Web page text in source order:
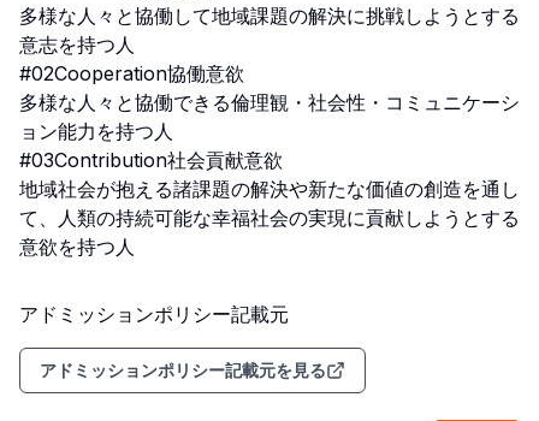
多様な人々と協働して地域課題の解決に挑戦しようとする
意志を持つ人
#02Cooperation協働意欲
多様な人々と協働できる倫理観・社会性・コミュニケーシ
ョン能力を持つ人
#03Contribution社会貢献意欲
地域社会が抱える諸課題の解決や新たな価値の創造を通し
て、人類の持続可能な幸福社会の実現に貢献しようとする
意欲を持つ人
アドミッションポリシー記載元
アドミッションポリシー記載元を見る